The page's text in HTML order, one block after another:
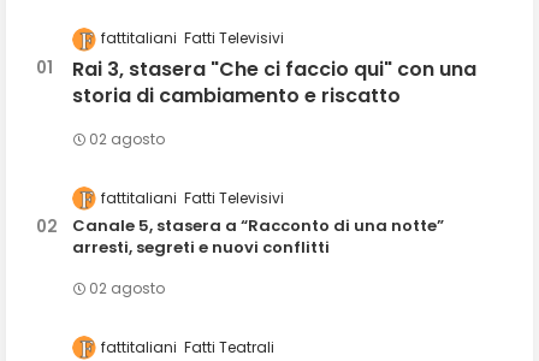
fattitaliani Fatti Televisivi
Rai 3, stasera "Che ci faccio qui" con una
storia di cambiamento e riscatto
02 agosto
fattitaliani Fatti Televisivi
Canale 5, stasera a “Racconto di una notte”
arresti, segreti e nuovi conflitti
02 agosto
fattitaliani Fatti Teatrali